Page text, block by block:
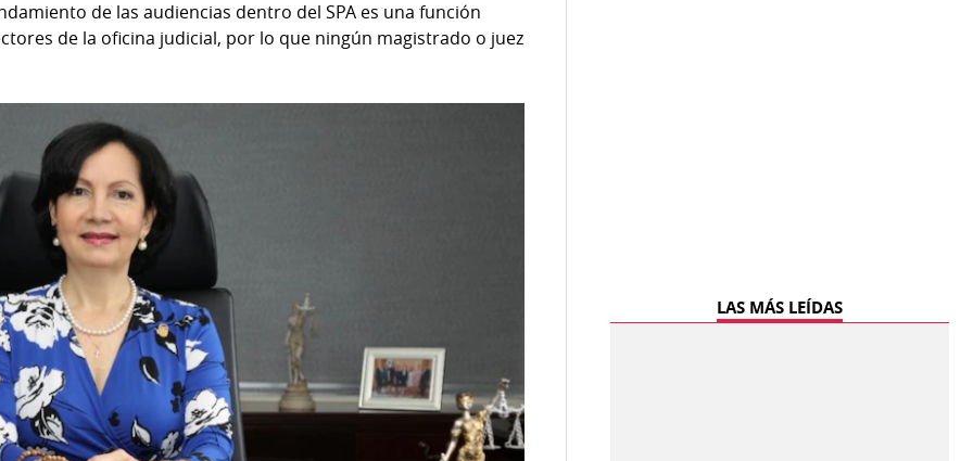
de las audiencias dentro del SPA es una función
de la oficina judicial, por lo que ningún magistrado o juez
LAS MÁS LEÍDAS